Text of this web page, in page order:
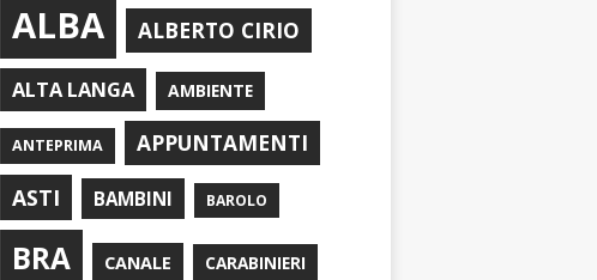
ALBA ALBERTO CIRIO
ALTA LANGA AMBIENTE
ANTEPRIMA
APPUNTAMENTI
ASTI
BAMBINI BAROLO
BRA CANALE CARABINIERI